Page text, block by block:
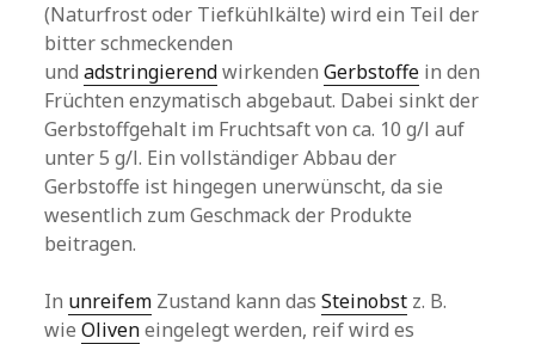
(Naturfrost oder Tiefkühlkälte) wird ein Teil der
bitter schmeckenden
undadstringierendwirkendenGerbstoffe in den
Früchten enzymatisch abgebaut. Dabei sinkt der
Gerbstoffgehalt im Fruchtsaft von ca. 10 g/l auf
unter 5 g/l. Ein vollständiger Abbau der
Gerbstoffe ist hingegen unerwünscht, da sie
wesentlich zum Geschmack der Produkte
beitragen.
In unreifem Zustand kann dasSteinobst z. B.
wieOliveneingelegt werden, reif wird es